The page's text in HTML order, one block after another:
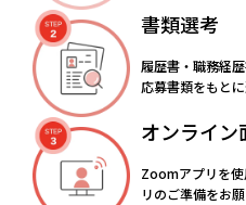
書類選考
履歴書・職務経
応募書類をもとに
オンライン
Zoomアプリを
リのご準備をお願